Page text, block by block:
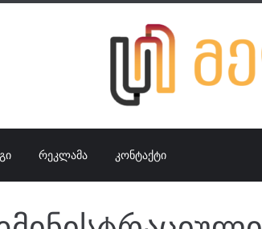
ᲠᲔᲙᲚᲐᲛᲐ ᲙᲝᲜᲢᲐᲥᲢᲘ